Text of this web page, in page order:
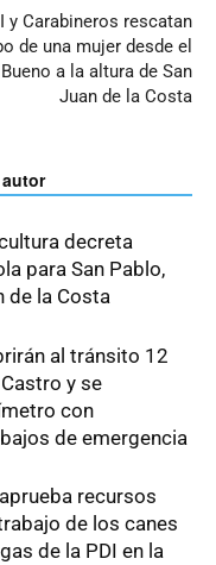
y Carabineros rescatan
de una mujer desde el
a la altura de San
Juan de la Costa
decreta
para San Pablo,
de la Costa
al tránsito 12
y se
con
de emergencia
recursos
de los canes
de la PDI en la